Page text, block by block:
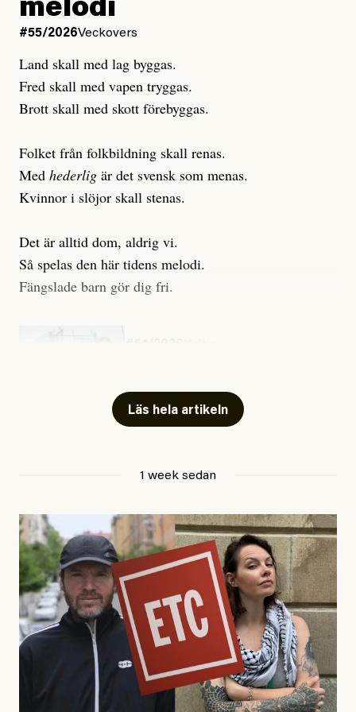
Uppdaterad6 August, 2026
Uppdaterad3 August, 2026
melodi
#55/2026Veckovers
Land skall med lag byggas.
Fred skall med vapen tryggas.
Brott skall med skott förebyggas.
Folket från folkbildning skall renas.
Med hederlig är det svensk som menas.
Kvinnor i slöjor skall stenas.
Det är alltid dom, aldrig vi.
Så spelas den här tidens melodi.
Fängslade barn gör dig fri.
Läs hela artikeln
1 week sedan